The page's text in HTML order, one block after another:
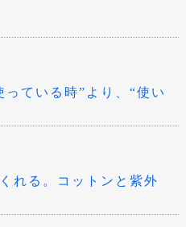
っている時”より、“使い
れる。コットンと紫外